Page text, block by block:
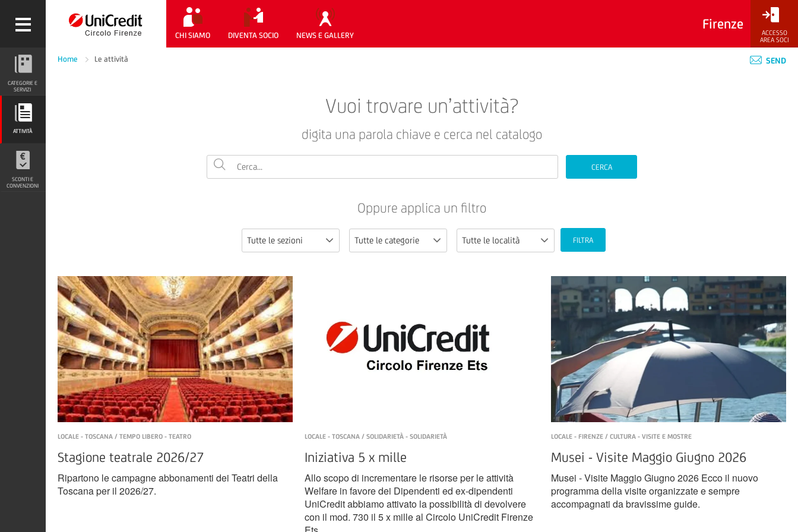
CHI SIAMO DIVENTA SOCIO NEWS E GALLERY
Firenze
ACCESSO
AREA SOCI
CATEGORIE E
SERVIZI
ATTIVITÀ
SCONTI E
CONVENZIONI
Home Le attività SEND
Vuoi trovare un’attività?
digita una parola chiave e cerca nel catalogo
CERCA
Oppure applica un filtro
Tutte le sezioni Tutte le categorie Tutte le località FILTRA
LOCALE - TOSCANA / TEMPO LIBERO - TEATRO
Stagione teatrale 2026/27
Ripartono le campagne abbonamenti dei Teatri della
Toscana per il 2026/27.
LOCALE - TOSCANA / SOLIDARIETÀ - SOLIDARIETÀ
Iniziativa 5 x mille
Allo scopo di incrementare le risorse per le attività
Welfare in favore dei Dipendenti ed ex-dipendenti
UniCredit abbiamo attivato la possibilità di devolvere
con il mod. 730 il 5 x mille al Circolo UniCredit Firenze
LOCALE - FIRENZE / CULTURA - VISITE E MOSTRE
Musei - Visite Maggio Giugno 2026
Musei - Visite Maggio Giugno 2026 Ecco il nuovo
programma della visite organizzate e sempre
accompagnati da bravissime guide.